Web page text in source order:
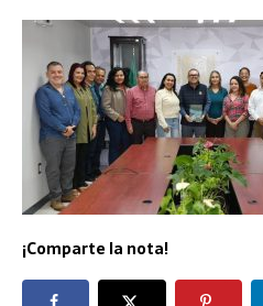
¡Comparte la nota!